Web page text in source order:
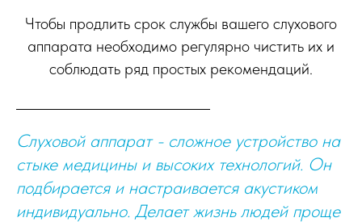
Чтобы продлить срок службы вашего слухового
аппарата необходимо регулярно чистить их и
соблюдать ряд простых рекомендаций.
Слуховой аппарат - сложное устройство на
стыке медицины и высоких технологий. Он
подбирается и настраивается акустиком
индивидуально. Делает жизнь людей проще